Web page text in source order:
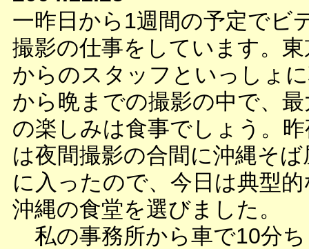
一昨日から1週間の予定でビ
撮影の仕事をしています。東
からのスタッフといっしょ
から晩までの撮影の中で、最
の楽しみは食事でしょう。
は夜間撮影の合間に沖縄そば
に入ったので、今日は典型的
沖縄の食堂を選びました。
私の事務所から車で10分